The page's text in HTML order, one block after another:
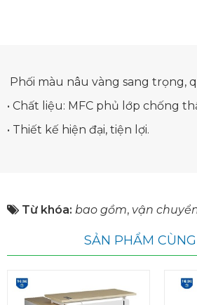
Phối màu nâu vàng sang trọng,
• Chất liệu: MFC phủ lớp chống
• Thiết kế hiện đại, tiện lợi.
Từ khóa: bao gồm, vận
SẢN PHẨM